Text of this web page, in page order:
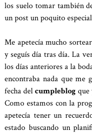
los suelo tomar también
un post un poquito
Me apetecía mucho
y seguís día tras día. La
los días anteriores a la
encontraba nada que me
fecha delcumpleblog que
Como estamos con la
apetecía tener un
estado buscando un